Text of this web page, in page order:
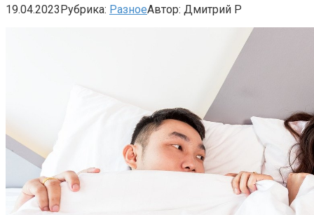
19.04.2023Рубрика: РазноеАвтор: Дмитрий Р